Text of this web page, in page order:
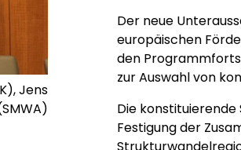
Jens
Der neue
europäischen
den
zur Auswahl von
Die konstituierende
Festigung der